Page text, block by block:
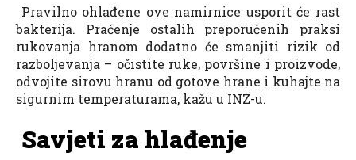
Pravilno ohlađene ove namirnice usporit će rast
bakterija. Praćenje ostalih preporučenih praksi
rukovanja hranom dodatno će smanjiti rizik od
razboljevanja – očistite ruke, površine i proizvode,
odvojite sirovu hranu od gotove hrane i kuhajte na
sigurnim temperaturama, kažu u INZ-u.
Savjeti za hlađenje